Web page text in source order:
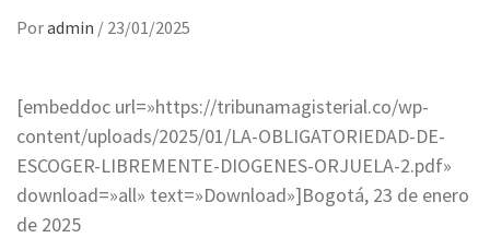
Poradmin / 23/01/2025
[embeddoc url=»https://tribunamagisterial.co/wp-
content/uploads/2025/01/LA-OBLIGATORIEDAD-DE-
ESCOGER-LIBREMENTE-DIOGENES-ORJUELA-2.pdf»
download=»all» text=»Download»]Bogotá, 23 de enero
de 2025